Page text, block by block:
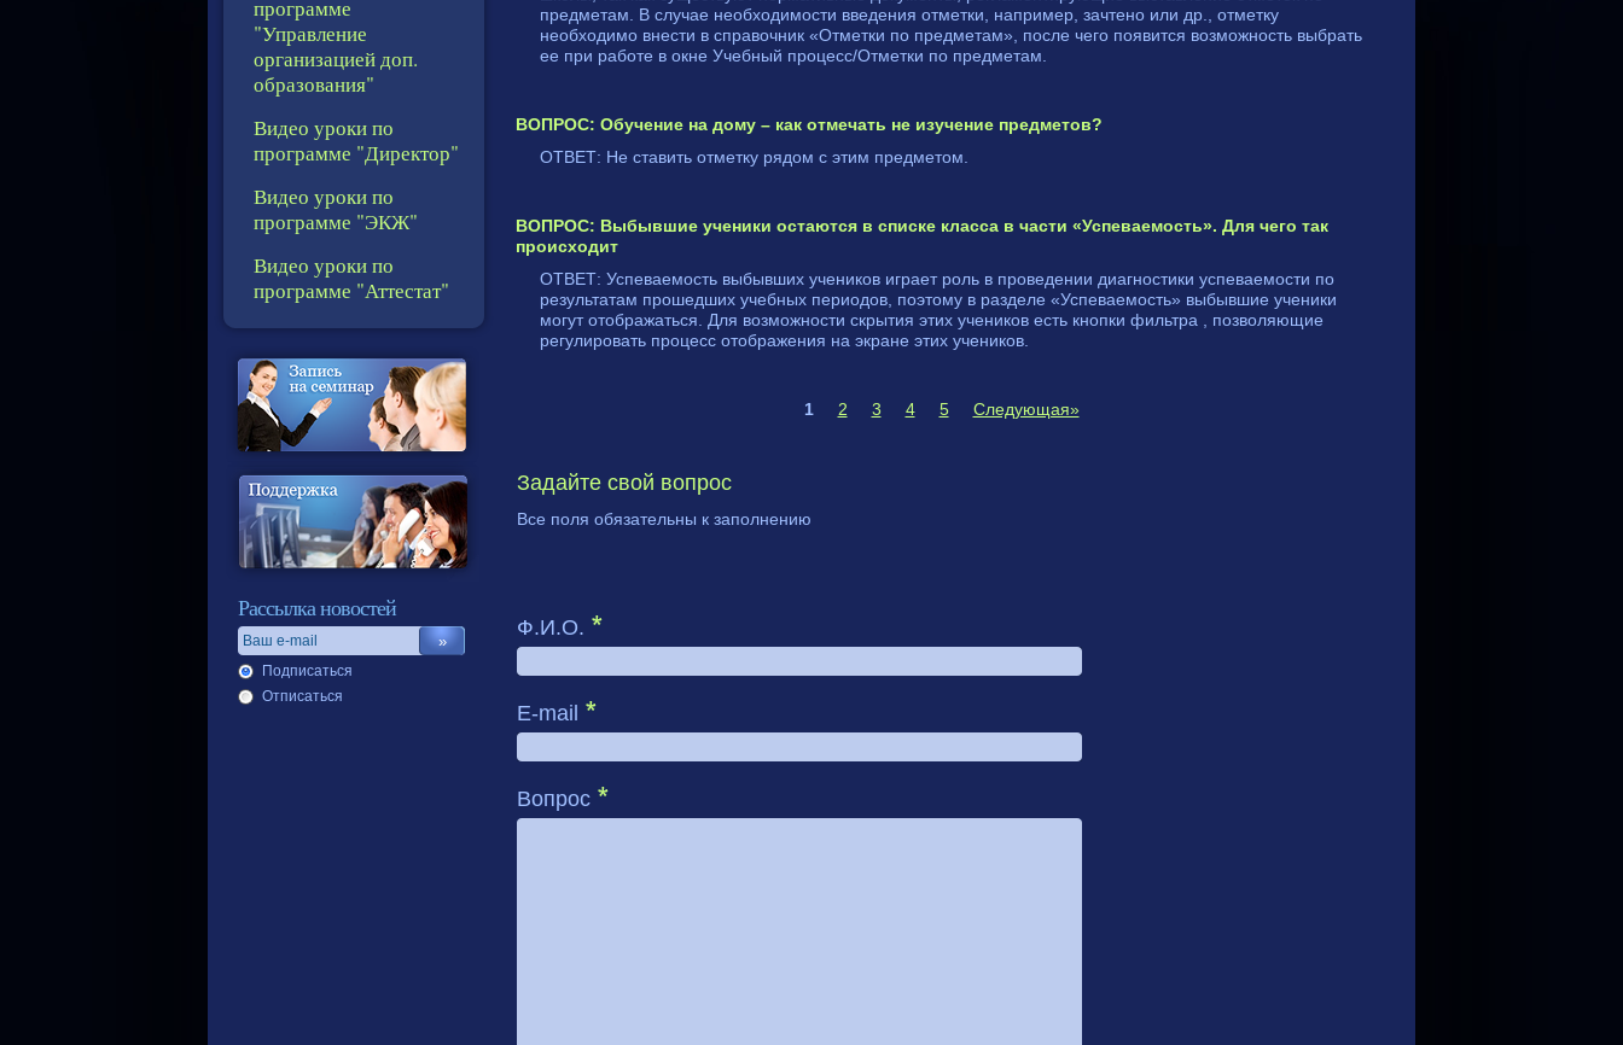
предметам. В случае необходимости введения отметки, например, зачтено или др., отметку
необходимо внести в справочник «Отметки по предметам», после чего появится возможность выбрать
ее при работе в окне Учебный процесс/Отметки по предметам.
ВОПРОС: Обучение на дому – как отмечать не изучение предметов?
ОТВЕТ: Не ставить отметку рядом с этим предметом.
ВОПРОС: Выбывшие ученики остаются в списке класса в части «Успеваемость». Для чего так
происходит
ОТВЕТ: Успеваемость выбывших учеников играет роль в проведении диагностики успеваемости по
результатам прошедших учебных периодов, поэтому в разделе «Успеваемость» выбывшие ученики
могут отображаться. Для возможности скрытия этих учеников есть кнопки фильтра , позволяющие
регулировать процесс отображения на экране этих учеников.
1 2 3 4 5 Следующая»
Задайте свой вопрос
Все поля обязательны к заполнению
Ф.И.О.
E-mail
Вопрос
программе
"Управление
организацией доп.
образования"
Видео уроки по
программе "Директор"
Видео уроки по
программе "ЭКЖ"
Видео уроки по
программе "Аттестат"
Рассылка новостей
Подписаться
Отписаться